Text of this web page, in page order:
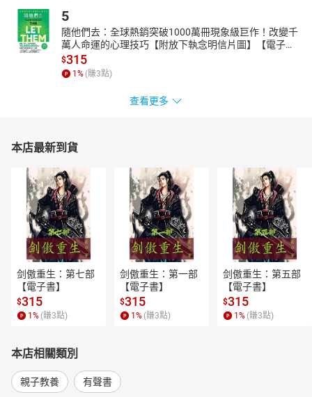
5
隨他們去：全球熱銷突破1000萬冊現象級巨作！改變千
萬人命運的心理技巧【附放下執念明信片圖】【電子
書】
$315
1% (賺3點)
查看更多
本店最新到貨
剑傲重生：第七部
【電子書】
$315
1 % (賺3點)
剑傲重生：第一部
【電子書】
$315
1 % (賺3點)
剑傲重生：第五部
【電子書】
$315
1 % (賺3點)
本店相關類別
親子教養 有聲書